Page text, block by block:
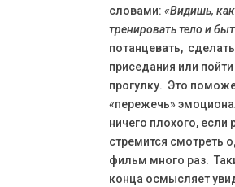
словами: «Видишь,
тренировать тело и
потанцевать,
приседания или
прогулку. Это
«пережечь»
ничего плохого, если
стремится смотреть
фильм много раз.
конца осмысляет